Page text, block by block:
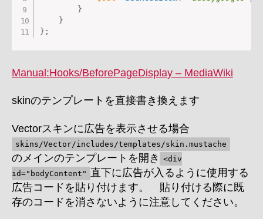
}
}
} ;
Manual:Hooks/BeforePageDisplay – MediaWiki
skinのテンプレートを直接書き換えます
Vectorスキンに広告を表示させる場合
skins/Vector/includes/templates/skin.mustache
のメインのテンプレートを開き
<div
id="bodyContent" 直下に広告が入るように使用する
広告コードを貼り付けます。 貼り付ける際に既
存のコードを消さないように注意してください。